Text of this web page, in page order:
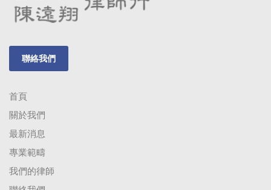
聯絡我們
首頁
關於我們
最新消息
專業範疇
我們的律師